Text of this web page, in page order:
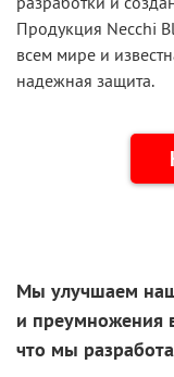
Продукция Necchi
всем мире и
надежная защита.
Мы улучшаем
и преумножения
что мы